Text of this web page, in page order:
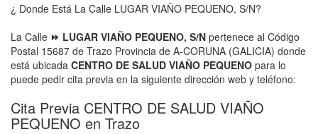
¿ Donde Está La Calle LUGAR VIAÑO PEQUENO, S/N?
La Calle ⏩ LUGAR VIAÑO PEQUENO, S/N pertenece al Código
Postal 15687 de Trazo Provincia de A-CORUNA (GALICIA) donde
está ubicada CENTRO DE SALUD VIAÑO PEQUENO para lo
puede pedir cita previa en la siguiente dirección web y teléfono:
Cita Previa CENTRO DE SALUD VIAÑO
PEQUENO en Trazo